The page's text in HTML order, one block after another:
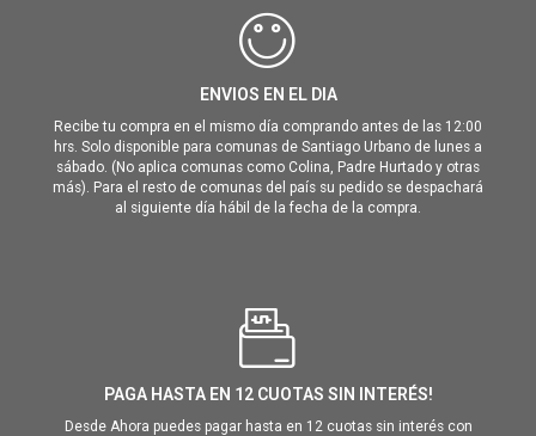
ENVIOS EN EL DIA
Recibe tu compra en el mismo día comprando antes de las 12:00
hrs. Solo disponible para comunas de Santiago Urbano de lunes a
sábado. (No aplica comunas como Colina, Padre Hurtado y otras
más). Para el resto de comunas del país su pedido se despachará
al siguiente día hábil de la fecha de la compra.
PAGA HASTA EN 12 CUOTAS SIN INTERÉS!
Desde Ahora puedes pagar hasta en 12 cuotas sin interés con